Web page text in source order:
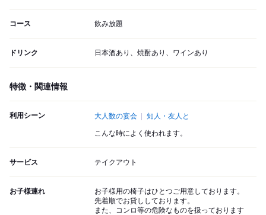
コース 飲み放題
ドリンク 日本酒あり、焼酎あり、ワインあり
特徴・関連情報
利用シーン 大人数の宴会 知人・友人と
こんな時によく使われます。
サービス テイクアウト
お子様連れ
お子様用の椅子はひとつご用意しております。
先着順でお貸ししております。
また、コンロ等の危険なものを扱っております